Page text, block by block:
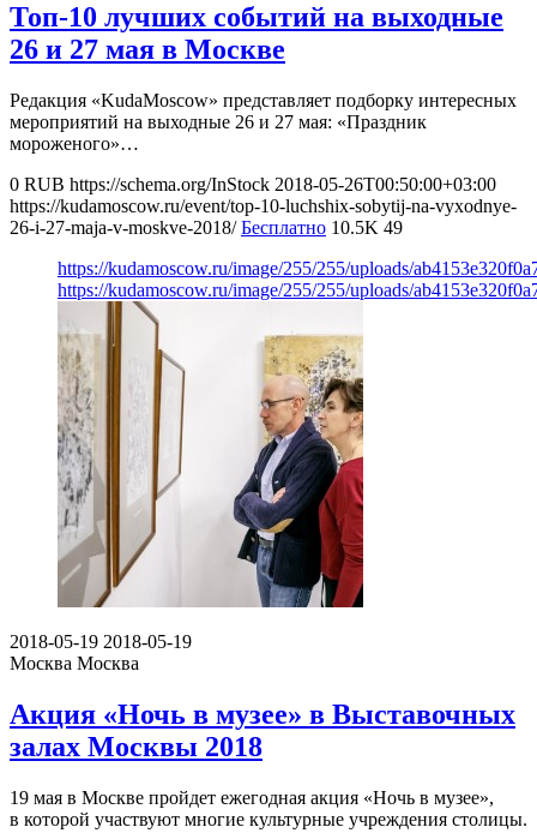
Топ-10 лучших событий на выходные
26 и 27 мая в Москве
Редакция «KudaMoscow» представляет подборку интересных
мероприятий на выходные 26 и 27 мая: «Праздник
мороженого»…
0 RUB https://schema.org/InStock 2018-05-26T00:50:00+03:00
https://kudamoscow.ru/event/top-10-luchshix-sobytij-na-vyxodnye-
26-i-27-maja-v-moskve-2018/ Бесплатно 10.5K 49
https://kudamoscow.ru/image/255/255/uploads/
https://kudamoscow.ru/image/255/255/uploads/
2018-05-19 2018-05-19
Москва Москва
Акция «Ночь в музее» в Выставочных
залах Москвы 2018
19 мая в Москве пройдет ежегодная акция «Ночь в музее»,
в которой участвуют многие культурные учреждения столицы.